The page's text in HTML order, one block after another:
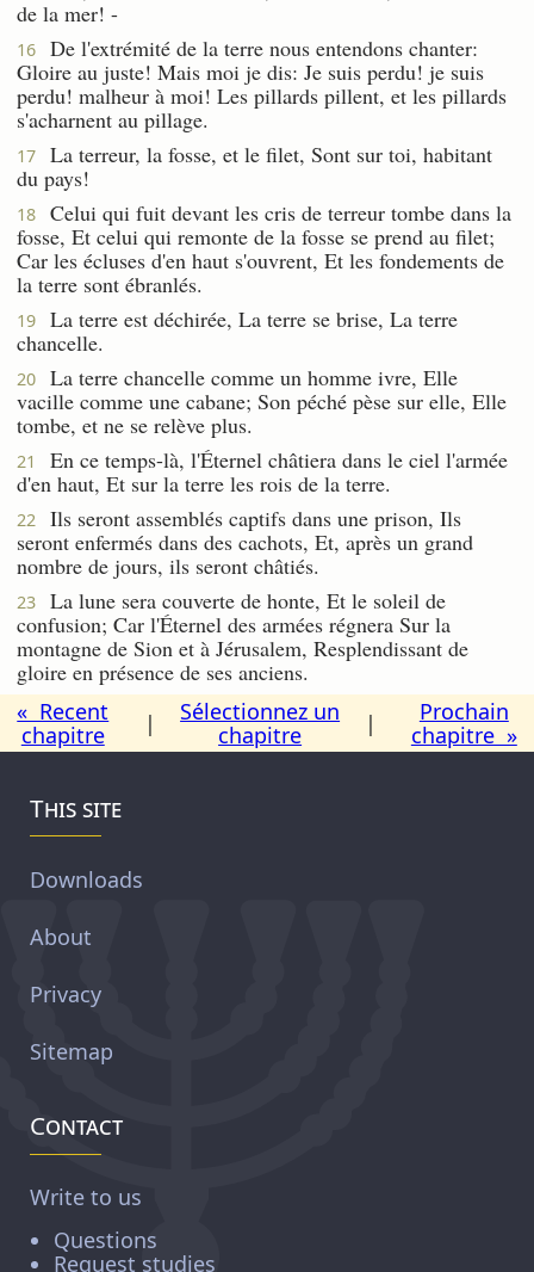
de la mer! -
16
De l'extrémité de la terre nous entendons chanter:
Gloire au juste! Mais moi je dis: Je suis perdu! je suis
perdu! malheur à moi! Les pillards pillent, et les pillards
s'acharnent au pillage.
17
La terreur, la fosse, et le filet, Sont sur toi, habitant
du pays!
18
Celui qui fuit devant les cris de terreur tombe dans la
fosse, Et celui qui remonte de la fosse se prend au filet;
Car les écluses d'en haut s'ouvrent, Et les fondements de
la terre sont ébranlés.
19
La terre est déchirée, La terre se brise, La terre
chancelle.
20
La terre chancelle comme un homme ivre, Elle
vacille comme une cabane; Son péché pèse sur elle, Elle
tombe, et ne se relève plus.
21
En ce temps-là, l'Éternel châtiera dans le ciel l'armée
d'en haut, Et sur la terre les rois de la terre.
22
Ils seront assemblés captifs dans une prison, Ils
seront enfermés dans des cachots, Et, après un grand
nombre de jours, ils seront châtiés.
23
La lune sera couverte de honte, Et le soleil de
confusion; Car l'Éternel des armées régnera Sur la
montagne de Sion et à Jérusalem, Resplendissant de
gloire en présence de ses anciens.
« Recent
chapitre
|
Sélectionnez un
chapitre
|
Prochain
chapitre »
This site
Downloads
About
Privacy
Sitemap
Contact
Write to us
Questions
Request studies